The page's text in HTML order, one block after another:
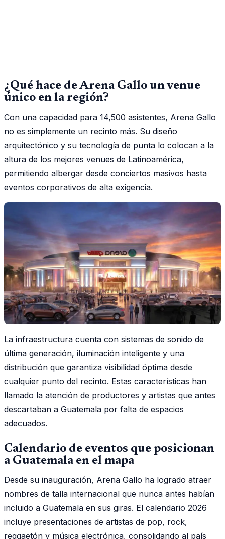
¿Qué hace de Arena Gallo un venue
único en la región?
Con una capacidad para 14,500 asistentes, Arena Gallo
no es simplemente un recinto más. Su diseño
arquitectónico y su tecnología de punta lo colocan a la
altura de los mejores venues de Latinoamérica,
permitiendo albergar desde conciertos masivos hasta
eventos corporativos de alta exigencia.
La infraestructura cuenta con sistemas de sonido de
última generación, iluminación inteligente y una
distribución que garantiza visibilidad óptima desde
cualquier punto del recinto. Estas características han
llamado la atención de productores y artistas que antes
descartaban a Guatemala por falta de espacios
adecuados.
Calendario de eventos que posicionan
a Guatemala en el mapa
Desde su inauguración, Arena Gallo ha logrado atraer
nombres de talla internacional que nunca antes habían
incluido a Guatemala en sus giras. El calendario 2026
incluye presentaciones de artistas de pop, rock,
reggaetón y música electrónica, consolidando al país